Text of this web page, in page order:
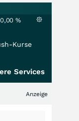
0,00 %
Kurse
Services
Anzeige